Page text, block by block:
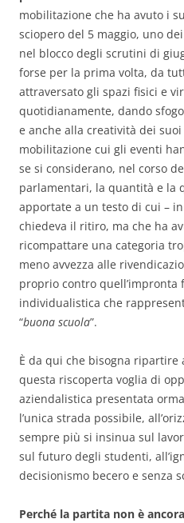
mobilitazione che ha avuto i
sciopero del 5 maggio, uno
nel blocco degli scrutini di
forse per la prima volta, da
attraversato gli spazi fisici e
quotidianamente, dando
e anche alla creatività dei
mobilitazione cui gli eventi
se si considerano, nel corso
parlamentari, la quantità e la
apportate a un testo di cui –
chiedeva il ritiro, ma che ha
ricompattare una categoria
meno avvezza alle
proprio contro quell’impronta
individualistica che
“buona scuola”.
È da qui che bisogna ripartire
questa riscoperta voglia di
aziendalistica presentata
l’unica strada possibile,
sempre più si insinua sul
sul futuro degli studenti,
decisionismo becero e senza
Perché la partita non è